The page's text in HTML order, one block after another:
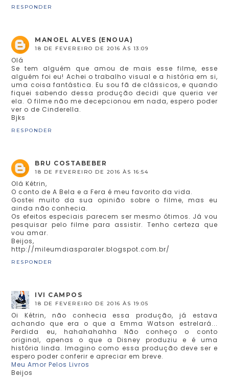
RESPONDER
MANOEL ALVES (ENOUA)
18 DE FEVEREIRO DE 2016 ÀS 13:09
Olá
Se tem alguém que amou de mais esse filme, esse
alguém foi eu! Achei o trabalho visual e a história em si,
uma coisa fantástica. Eu sou fã de clássicos, e quando
fiquei sabendo dessa produção decidi que queria ver
ela. O filme não me decepcionou em nada, espero poder
ver o de Cinderella.
Bjks
RESPONDER
BRU COSTABEBER
18 DE FEVEREIRO DE 2016 ÀS 16:54
Olá Kétrin,
O conto de A Bela e a Fera é meu favorito da vida.
Gostei muito da sua opinião sobre o filme, mas eu
ainda não conhecia.
Os efeitos especiais parecem ser mesmo ótimos. Já vou
pesquisar pelo filme para assistir. Tenho certeza que
vou amar.
Beijos,
http://mileumdiasparaler.blogspot.com.br/
RESPONDER
IVI CAMPOS
18 DE FEVEREIRO DE 2016 ÀS 19:05
Oi Kétrin, não conhecia essa produção, já estava
achando que era o que a Emma Watson estrelará...
Perdida eu, hahahahahha Não conheço o conto
original, apenas o que a Disney produziu e é uma
história linda. Imagino como essa produção deve ser e
espero poder conferir e apreciar em breve.
Meu Amor Pelos Livros
Beijos